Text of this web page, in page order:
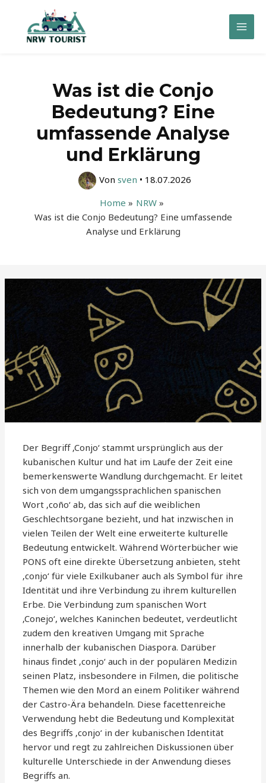
springen
Main
Was ist die Conjo
Bedeutung? Eine
umfassende Analyse
und Erklärung
Von sven • 18.07.2026
Home
NRW
Was ist die Conjo Bedeutung? Eine umfassende
Analyse und Erklärung
Der Begriff ‚Conjo‘ stammt ursprünglich aus der
kubanischen Kultur und hat im Laufe der Zeit eine
bemerkenswerte Wandlung durchgemacht. Er leitet
sich von dem umgangssprachlichen spanischen
Wort ‚coño‘ ab, das sich auf die weiblichen
Geschlechtsorgane bezieht, und hat inzwischen in
vielen Teilen der Welt eine erweiterte kulturelle
Bedeutung entwickelt. Während Wörterbücher wie
PONS oft eine direkte Übersetzung anbieten, steht
‚conjo‘ für viele Exilkubaner auch als Symbol für ihre
Identität und ihre Verbindung zu ihrem kulturellen
Erbe. Die Verbindung zum spanischen Wort
‚Conejo‘, welches Kaninchen bedeutet, verdeutlicht
zudem den kreativen Umgang mit Sprache
innerhalb der kubanischen Diaspora. Darüber
hinaus findet ‚conjo‘ auch in der populären Medizin
seinen Platz, insbesondere in Filmen, die politische
Themen wie den Mord an einem Politiker während
der Castro-Ära behandeln. Diese facettenreiche
Verwendung hebt die Bedeutung und Komplexität
des Begriffs ‚conjo‘ in der kubanischen Identität
hervor und regt zu zahlreichen Diskussionen über
kulturelle Unterschiede in der Anwendung dieses
Begriffs an.